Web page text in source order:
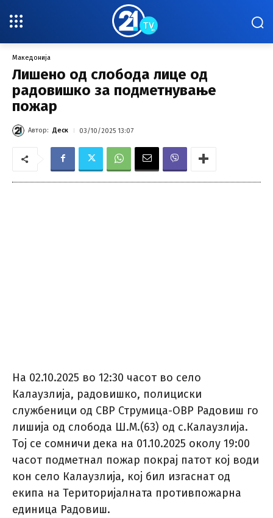
Македонија
Лишено од слобода лице од
радовишко за подметнување
пожар
Автор: Деск 03/10/2025 13:07
Нa 02.10.2025 во 12:30 часот во село
Калаузлија, радовишко, полициски
службеници од СВР Струмица-ОВР Радовиш го
лишија од слобода Ш.М.(63) од с.Калаузлија.
Тој се сомничи дека на 01.10.2025 околу 19:00
часот подметнал пожар покрај патот кој води
кон село Калаузлија, кој бил изгаснат од
екипа на Територијалната противпожарна
единица Радовиш.